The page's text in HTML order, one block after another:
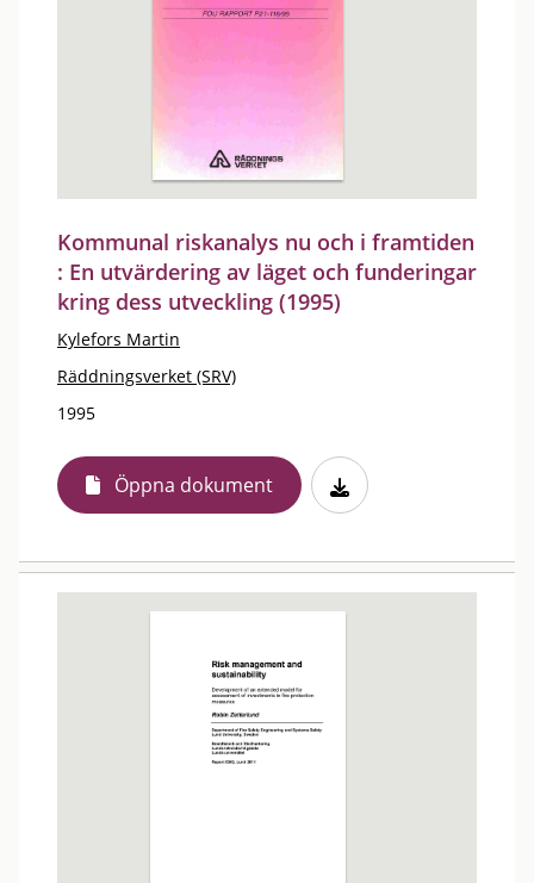
Kommunal riskanalys nu och i framtiden
: En utvärdering av läget och funderingar
kring dess utveckling (1995)
Kylefors Martin
Räddningsverket (SRV)
1995
Öppna dokument